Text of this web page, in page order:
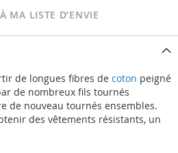
MA LISTE D’ENVIE
de longues fibres de coton peigné
de nombreux fils tournés
de nouveau tournés ensembles.
des vêtements résistants, un